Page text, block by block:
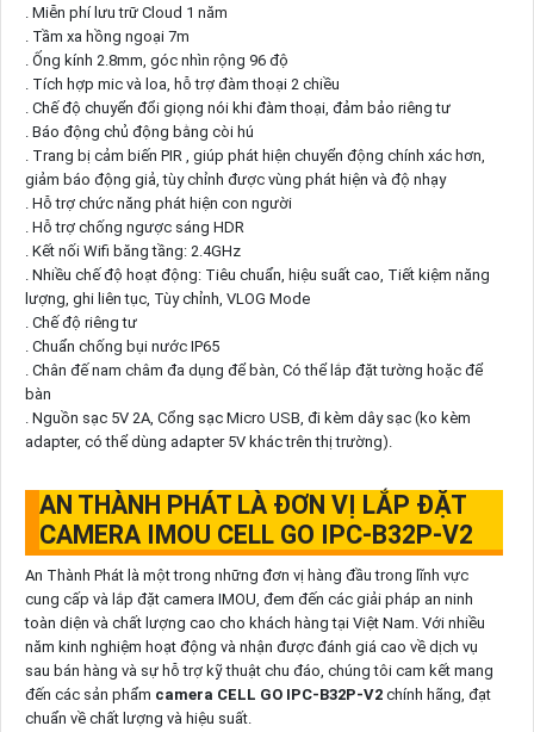
. Miễn phí lưu trữ Cloud 1 năm
. Tầm xa hồng ngoại 7m
. Ống kính 2.8mm, góc nhìn rộng 96 độ
. Tích hợp mic và loa, hỗ trợ đàm thoại 2 chiều
. Chế độ chuyển đổi giọng nói khi đàm thoại, đảm bảo riêng tư
. Báo động chủ động bằng còi hú
. Trang bị cảm biến PIR , giúp phát hiện chuyển động chính xác hơn,
giảm báo động giả, tùy chỉnh được vùng phát hiện và độ nhạy
. Hỗ trợ chức năng phát hiện con người
. Hỗ trợ chống ngược sáng HDR
. Kết nối Wifi băng tầng: 2.4GHz
. Nhiều chế độ hoạt động: Tiêu chuẩn, hiệu suất cao, Tiết kiệm năng
lượng, ghi liên tục, Tùy chỉnh, VLOG Mode
. Chế độ riêng tư
. Chuẩn chống bụi nước IP65
. Chân đế nam châm đa dụng để bàn, Có thể lắp đặt tường hoặc để
bàn
. Nguồn sạc 5V 2A, Cổng sạc Micro USB, đi kèm dây sạc (ko kèm
adapter, có thể dùng adapter 5V khác trên thị trường).
AN THÀNH PHÁT LÀ ĐƠN VỊ LẮP ĐẶT
CAMERA IMOU CELL GO IPC-B32P-V2
An Thành Phát là một trong những đơn vị hàng đầu trong lĩnh vực
cung cấp và lắp đặt camera IMOU, đem đến các giải pháp an ninh
toàn diện và chất lượng cao cho khách hàng tại Việt Nam. Với nhiều
năm kinh nghiệm hoạt động và nhận được đánh giá cao về dịch vụ
sau bán hàng và sự hỗ trợ kỹ thuật chu đáo, chúng tôi cam kết mang
đến các sản phẩm camera CELL GO IPC-B32P-V2chính hãng, đạt
chuẩn về chất lượng và hiệu suất.